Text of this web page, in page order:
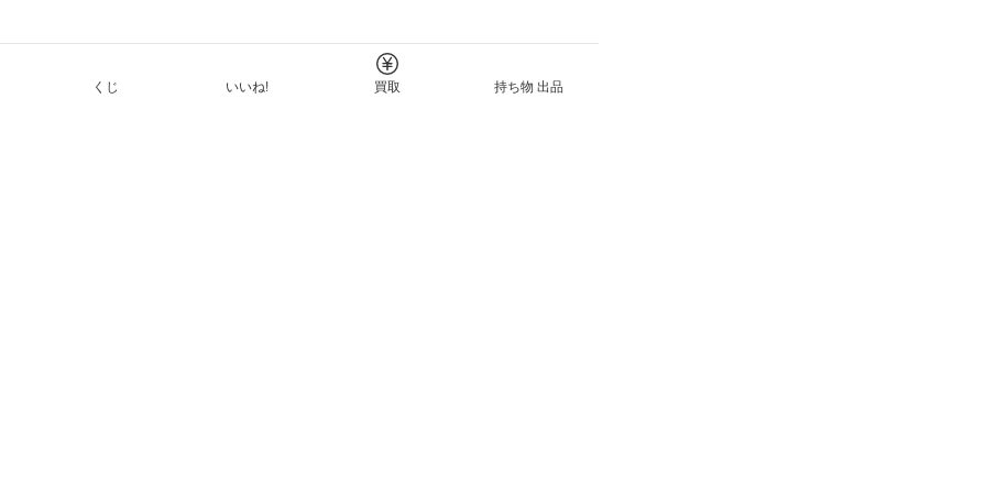
くじ いいね! 買取 持ち物 出品